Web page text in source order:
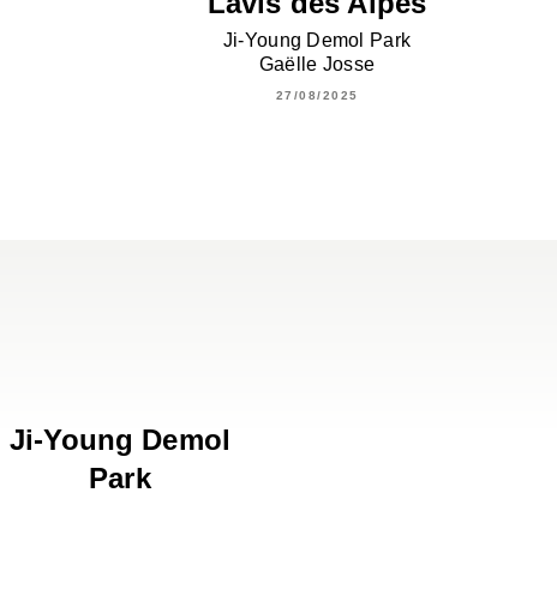
Ji-Young Demol Park
Gaëlle Josse
27/08/2025
Ji-Young Demol
Park